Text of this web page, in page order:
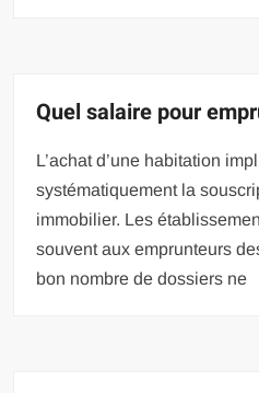
Quel salaire pour
L’achat d’une habitation
systématiquement la
immobilier. Les
souvent aux emprunteurs
bon nombre de dossiers ne